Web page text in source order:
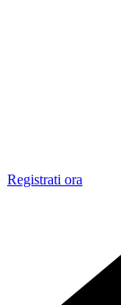
Registrati ora